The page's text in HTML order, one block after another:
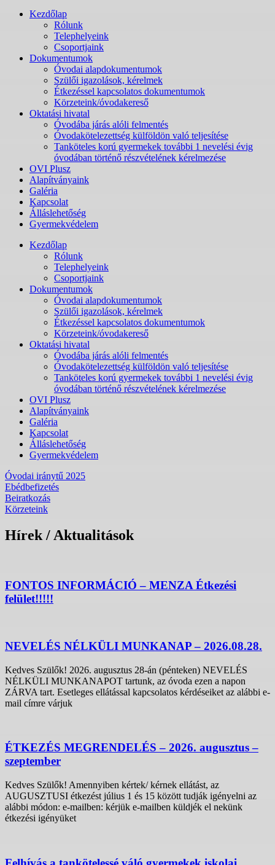
Kezdőlap
Rólunk
Telephelyeink
Csoportjaink
Dokumentumok
Óvodai alapdokumentumok
Szülői igazolások, kérelmek
Étkezéssel kapcsolatos dokumentumok
Körzeteink/óvodakereső
Oktatási hivatal
Óvodába járás alóli felmentés
Óvodakötelezettség külföldön való teljesítése
Tanköteles korú gyermekek további 1 nevelési évig
óvodában történő részvételének kérelmezése
OVI Plusz
Alapítványaink
Galéria
Kapcsolat
Álláslehetőség
Gyermekvédelem
Kezdőlap
Rólunk
Telephelyeink
Csoportjaink
Dokumentumok
Óvodai alapdokumentumok
Szülői igazolások, kérelmek
Étkezéssel kapcsolatos dokumentumok
Körzeteink/óvodakereső
Oktatási hivatal
Óvodába járás alóli felmentés
Óvodakötelezettség külföldön való teljesítése
Tanköteles korú gyermekek további 1 nevelési évig
óvodában történő részvételének kérelmezése
OVI Plusz
Alapítványaink
Galéria
Kapcsolat
Álláslehetőség
Gyermekvédelem
Óvodai iránytű 2025
Ebédbefizetés
Beiratkozás
Körzeteink
Hírek / Aktualitások
FONTOS INFORMÁCIÓ – MENZA Étkezési
felület!!!!!
NEVELÉS NÉLKÜLI MUNKANAP – 2026.08.28.
Kedves Szülők! 2026. augusztus 28-án (pénteken) NEVELÉS
NÉLKÜLI MUNKANAPOT tartunk, az óvoda ezen a napon
ZÁRVA tart. Esetleges ellátással kapcsolatos kérdéseiket az alábbi e-
mail címre várjuk
ÉTKEZÉS MEGRENDELÉS – 2026. augusztus –
szeptember
Kedves Szülők! Amennyiben kértek/ kérnek ellátást, az
AUGUSZTUSI étkezést július 1 és 15 között tudják igényelni az
alábbi módon: e-mailben: kérjük e-mailben küldjék el nekünk
étkezési igényüket